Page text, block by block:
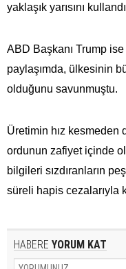
yaklaşık yarısını
ABD Başkanı Trump
paylaşımda, ülkesinin
olduğunu savunmuştu.
Üretimin hız kesmeden
ordunun zafiyet içinde
bilgileri sızdıranların
süreli hapis cezalarıyla
HABERE YORUM KAT